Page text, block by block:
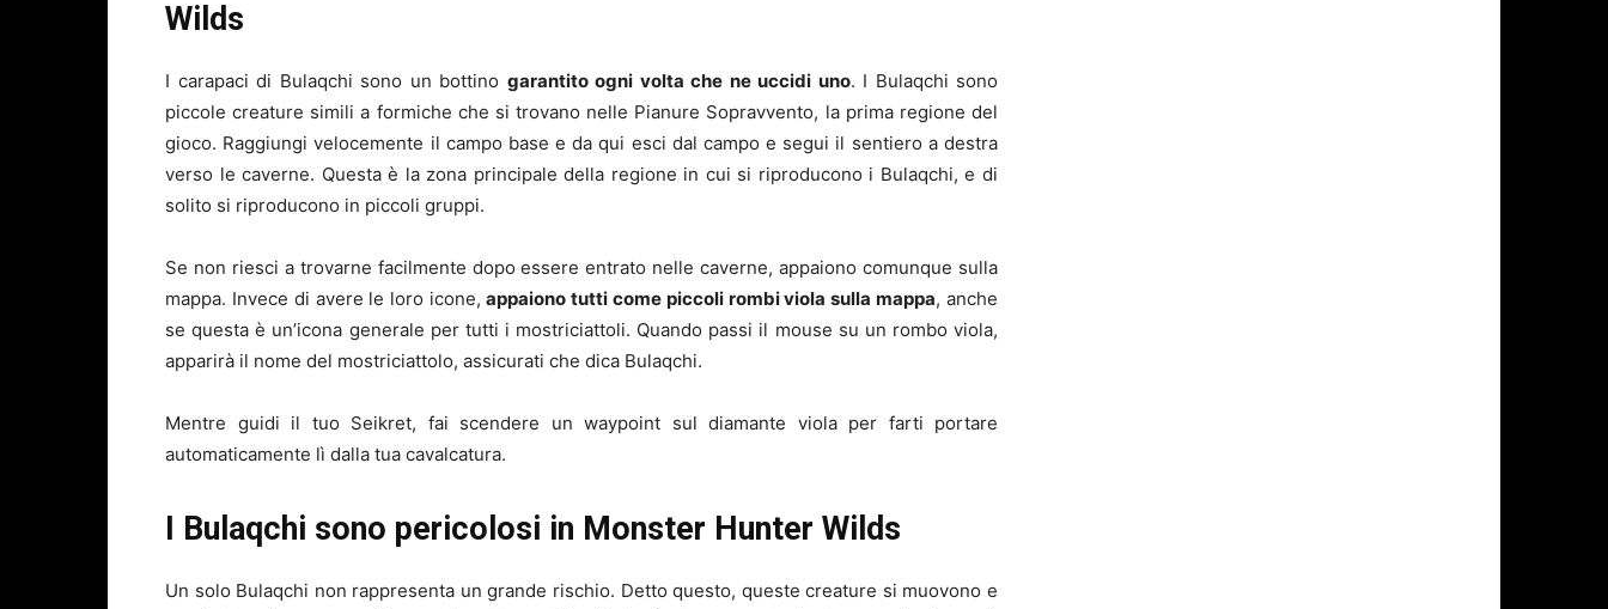
Wilds
I carapaci di Bulaqchi sono un bottino garantito ogni volta che ne uccidi uno. I Bulaqchi sono
piccole creature simili a formiche che si trovano nelle Pianure Sopravvento, la prima regione del
gioco. Raggiungi velocemente il campo base e da qui esci dal campo e segui il sentiero a destra
verso le caverne. Questa è la zona principale della regione in cui si riproducono i Bulaqchi, e di
solito si riproducono in piccoli gruppi.
Se non riesci a trovarne facilmente dopo essere entrato nelle caverne, appaiono comunque sulla
mappa. Invece di avere le loro icone, appaiono tutti come piccoli rombi viola sulla mappa, anche
se questa è un’icona generale per tutti i mostriciattoli. Quando passi il mouse su un rombo viola,
apparirà il nome del mostriciattolo, assicurati che dica Bulaqchi.
Mentre guidi il tuo Seikret, fai scendere un waypoint sul diamante viola per farti portare
automaticamente lì dalla tua cavalcatura.
I Bulaqchi sono pericolosi in Monster Hunter Wilds
Un solo Bulaqchi non rappresenta un grande rischio. Detto questo, queste creature si muovono e